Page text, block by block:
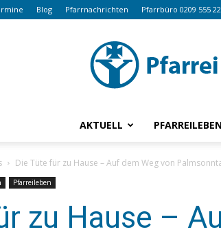
Blog Pfarrnachrichten Pfarrbüro 0209 555 22
AKTUELL PFARREILEBEN
Die Tüte für zu Hause – Auf dem Weg von
Pfarreileben
zu Hause –